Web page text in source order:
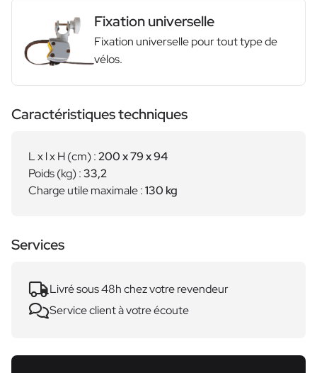
Fixation universelle
Fixation universelle pour tout type de
vélos.
Caractéristiques techniques
L x l x H (cm) :200 x 79 x 94
Poids (kg) :33,2
Charge utile maximale :130 kg
Services
Livré sous 48h chez votre revendeur
Service client à votre écoute